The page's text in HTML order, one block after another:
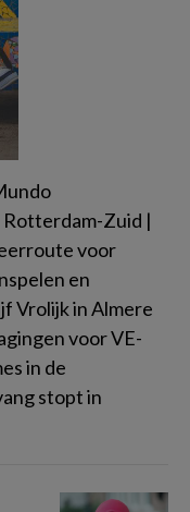
Zuid |
voor
en
Vrolijk in Almere
voor VE-
in de
stopt in